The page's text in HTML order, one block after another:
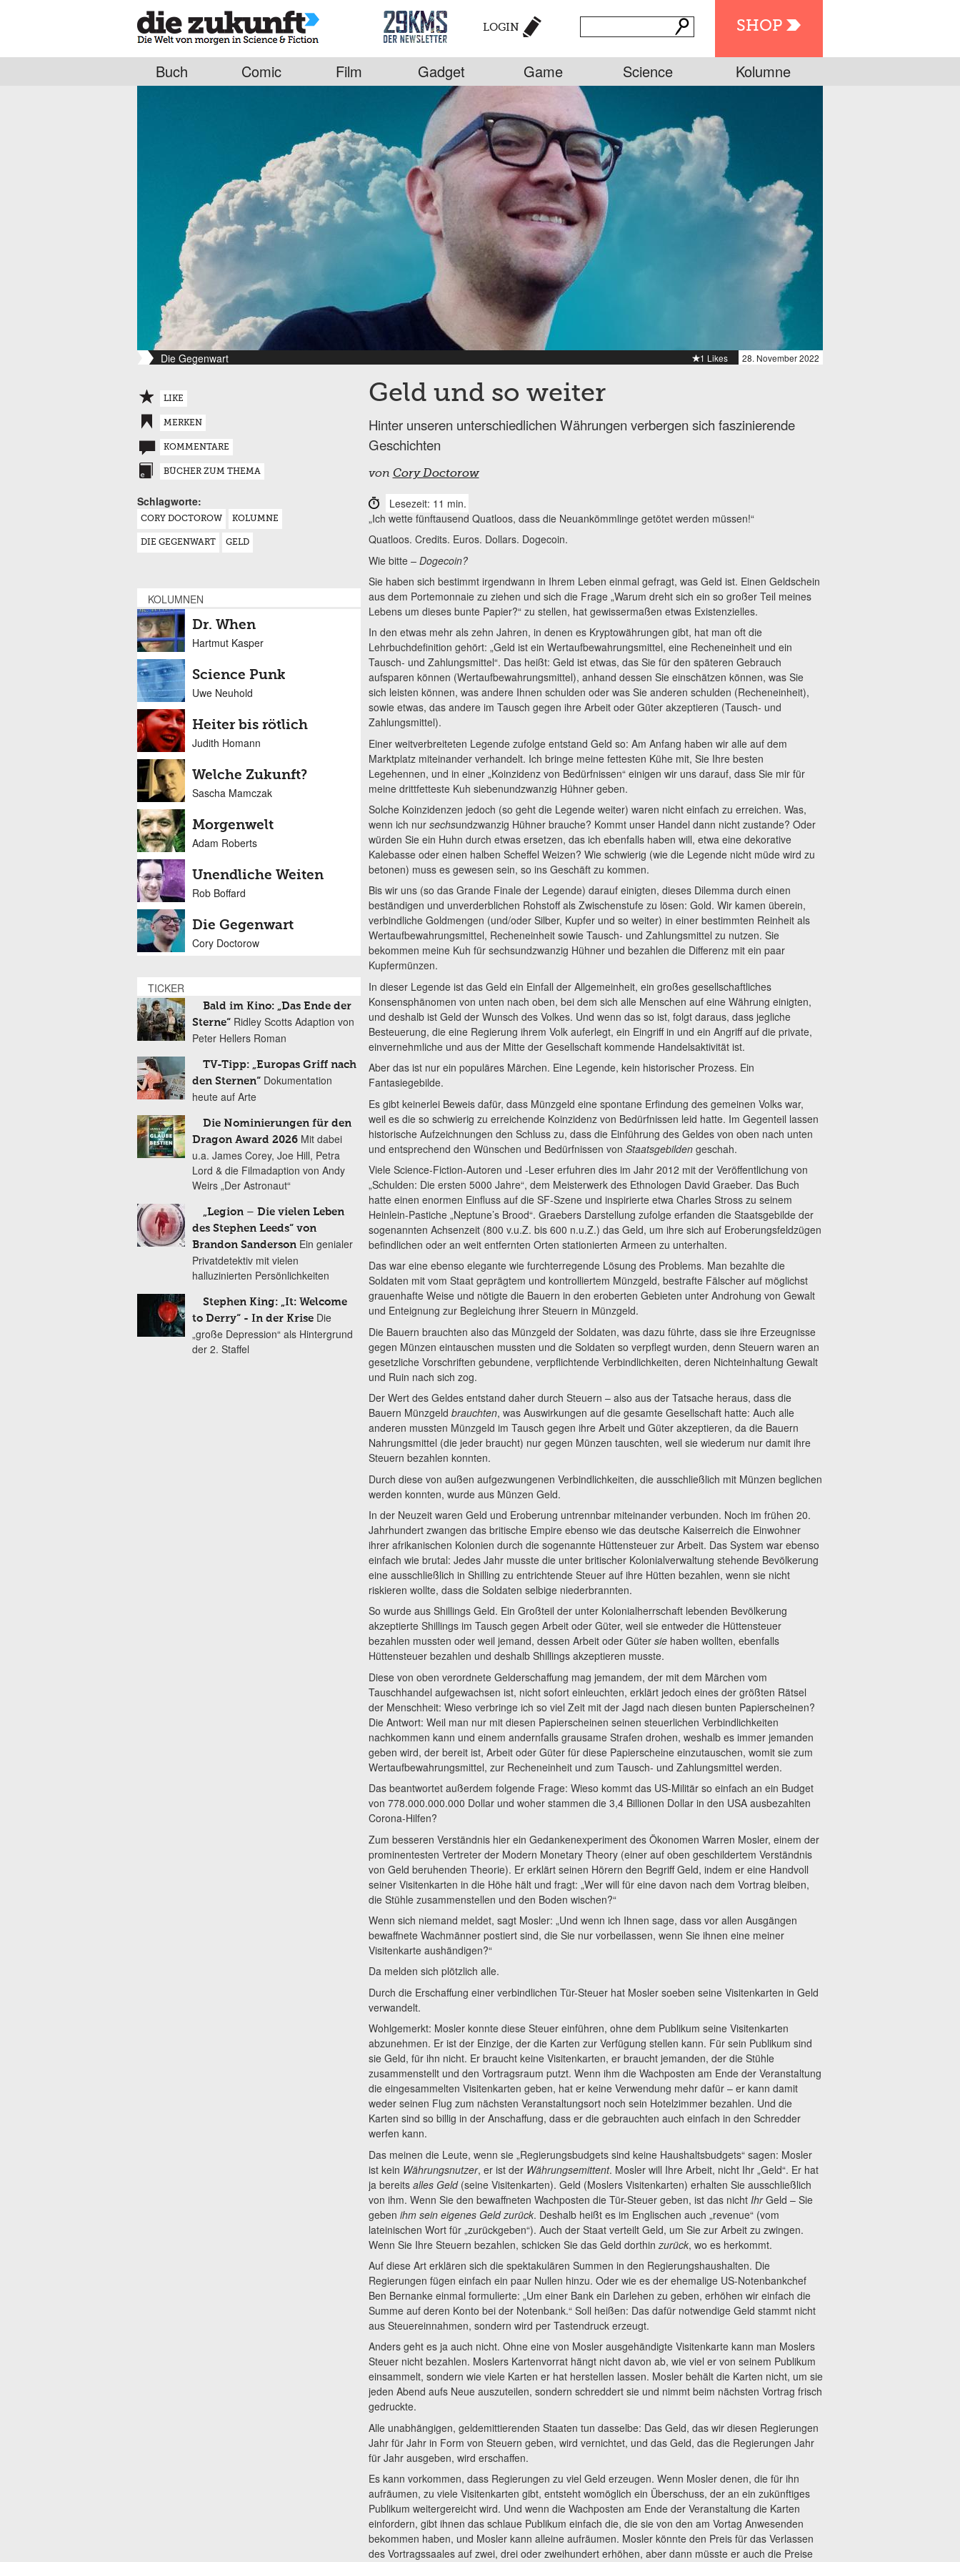
SHOP
LOGIN
Buch Comic Film Gadget Game Science Kolumne
Die Gegenwart 28. November 2022
1 Likes
Geld und so weiter
Hinter unseren unterschiedlichen Währungen verbergen sich faszinierende
Geschichten
von Cory Doctorow
Lesezeit: 11 min.
„Ich wette fünftausend Quatloos, dass die Neuankömmlinge getötet werden müssen!“
Quatloos. Credits. Euros. Dollars. Dogecoin.
Wie bitte – Dogecoin?
Sie haben sich bestimmt irgendwann in Ihrem Leben einmal gefragt, was Geld ist. Einen Geldschein
aus dem Portemonnaie zu ziehen und sich die Frage „Warum dreht sich ein so großer Teil meines
Lebens um dieses bunte Papier?“ zu stellen, hat gewissermaßen etwas Existenzielles.
In den etwas mehr als zehn Jahren, in denen es Kryptowährungen gibt, hat man oft die
Lehrbuchdefinition gehört: „Geld ist ein Wertaufbewahrungsmittel, eine Recheneinheit und ein
Tausch- und Zahlungsmittel“. Das heißt: Geld ist etwas, das Sie für den späteren Gebrauch
aufsparen können (Wertaufbewahrungsmittel), anhand dessen Sie einschätzen können, was Sie
sich leisten können, was andere Ihnen schulden oder was Sie anderen schulden (Recheneinheit),
sowie etwas, das andere im Tausch gegen ihre Arbeit oder Güter akzeptieren (Tausch- und
Zahlungsmittel).
Einer weitverbreiteten Legende zufolge entstand Geld so: Am Anfang haben wir alle auf dem
Marktplatz miteinander verhandelt. Ich bringe meine fettesten Kühe mit, Sie Ihre besten
Legehennen, und in einer „Koinzidenz von Bedürfnissen“ einigen wir uns darauf, dass Sie mir für
meine drittfetteste Kuh siebenundzwanzig Hühner geben.
Solche Koinzidenzen jedoch (so geht die Legende weiter) waren nicht einfach zu erreichen. Was,
wenn ich nur sechsundzwanzig Hühner brauche? Kommt unser Handel dann nicht zustande? Oder
würden Sie ein Huhn durch etwas ersetzen, das ich ebenfalls haben will, etwa eine dekorative
Kalebasse oder einen halben Scheffel Weizen? Wie schwierig (wie die Legende nicht müde wird zu
betonen) muss es gewesen sein, so ins Geschäft zu kommen.
Bis wir uns (so das Grande Finale der Legende) darauf einigten, dieses Dilemma durch einen
beständigen und unverderblichen Rohstoff als Zwischenstufe zu lösen: Gold. Wir kamen überein,
verbindliche Goldmengen (und/oder Silber, Kupfer und so weiter) in einer bestimmten Reinheit als
Wertaufbewahrungsmittel, Recheneinheit sowie Tausch- und Zahlungsmittel zu nutzen. Sie
bekommen meine Kuh für sechsundzwanzig Hühner und bezahlen die Differenz mit ein paar
Kupfermünzen.
In dieser Legende ist das Geld ein Einfall der Allgemeinheit, ein großes gesellschaftliches
Konsensphänomen von unten nach oben, bei dem sich alle Menschen auf eine Währung einigten,
und deshalb ist Geld der Wunsch des Volkes. Und wenn das so ist, folgt daraus, dass jegliche
Besteuerung, die eine Regierung ihrem Volk auferlegt, ein Eingriff in und ein Angriff auf die private,
einvernehmliche und aus der Mitte der Gesellschaft kommende Handelsaktivität ist.
Aber das ist nur ein populäres Märchen. Eine Legende, kein historischer Prozess. Ein
Fantasiegebilde.
Es gibt keinerlei Beweis dafür, dass Münzgeld eine spontane Erfindung des gemeinen Volks war,
weil es die so schwierig zu erreichende Koinzidenz von Bedürfnissen leid hatte. Im Gegenteil lassen
historische Aufzeichnungen den Schluss zu, dass die Einführung des Geldes von oben nach unten
und entsprechend den Wünschen und Bedürfnissen von Staatsgebildengeschah.
Viele Science-Fiction-Autoren und -Leser erfuhren dies im Jahr 2012 mit der Veröffentlichung von
„Schulden: Die ersten 5000 Jahre“, dem Meisterwerk des Ethnologen David Graeber. Das Buch
hatte einen enormen Einfluss auf die SF-Szene und inspirierte etwa Charles Stross zu seinem
Heinlein-Pastiche „Neptune’s Brood“. Graebers Darstellung zufolge erfanden die Staatsgebilde der
sogenannten Achsenzeit (800 v.u.Z. bis 600 n.u.Z.) das Geld, um ihre sich auf Eroberungsfeldzügen
befindlichen oder an weit entfernten Orten stationierten Armeen zu unterhalten.
Das war eine ebenso elegante wie furchterregende Lösung des Problems. Man bezahlte die
Soldaten mit vom Staat geprägtem und kontrolliertem Münzgeld, bestrafte Fälscher auf möglichst
grauenhafte Weise und nötigte die Bauern in den eroberten Gebieten unter Androhung von Gewalt
und Enteignung zur Begleichung ihrer Steuern in Münzgeld.
Die Bauern brauchten also das Münzgeld der Soldaten, was dazu führte, dass sie ihre Erzeugnisse
gegen Münzen eintauschen mussten und die Soldaten so verpflegt wurden, denn Steuern waren an
gesetzliche Vorschriften gebundene, verpflichtende Verbindlichkeiten, deren Nichteinhaltung Gewalt
und Ruin nach sich zog.
Der Wert des Geldes entstand daher durch Steuern – also aus der Tatsache heraus, dass die
Bauern Münzgeld brauchten, was Auswirkungen auf die gesamte Gesellschaft hatte: Auch alle
anderen mussten Münzgeld im Tausch gegen ihre Arbeit und Güter akzeptieren, da die Bauern
Nahrungsmittel (die jeder braucht) nur gegen Münzen tauschten, weil sie wiederum nur damit ihre
Steuern bezahlen konnten.
Durch diese von außen aufgezwungenen Verbindlichkeiten, die ausschließlich mit Münzen beglichen
werden konnten, wurde aus Münzen Geld.
In der Neuzeit waren Geld und Eroberung untrennbar miteinander verbunden. Noch im frühen 20.
Jahrhundert zwangen das britische Empire ebenso wie das deutsche Kaiserreich die Einwohner
ihrer afrikanischen Kolonien durch die sogenannte Hüttensteuer zur Arbeit. Das System war ebenso
einfach wie brutal: Jedes Jahr musste die unter britischer Kolonialverwaltung stehende Bevölkerung
eine ausschließlich in Shilling zu entrichtende Steuer auf ihre Hütten bezahlen, wenn sie nicht
riskieren wollte, dass die Soldaten selbige niederbrannten.
So wurde aus Shillings Geld. Ein Großteil der unter Kolonialherrschaft lebenden Bevölkerung
akzeptierte Shillings im Tausch gegen Arbeit oder Güter, weil sie entweder die Hüttensteuer
bezahlen mussten oder weil jemand, dessen Arbeit oder Güter siehaben wollten, ebenfalls
Hüttensteuer bezahlen und deshalb Shillings akzeptieren musste.
Diese von oben verordnete Gelderschaffung mag jemandem, der mit dem Märchen vom
Tauschhandel aufgewachsen ist, nicht sofort einleuchten, erklärt jedoch eines der größten Rätsel
der Menschheit: Wieso verbringe ich so viel Zeit mit der Jagd nach diesen bunten Papierscheinen?
Die Antwort: Weil man nur mit diesen Papierscheinen seinen steuerlichen Verbindlichkeiten
nachkommen kann und einem andernfalls grausame Strafen drohen, weshalb es immer jemanden
geben wird, der bereit ist, Arbeit oder Güter für diese Papierscheine einzutauschen, womit sie zum
Wertaufbewahrungsmittel, zur Recheneinheit und zum Tausch- und Zahlungsmittel werden.
Das beantwortet außerdem folgende Frage: Wieso kommt das US-Militär so einfach an ein Budget
von 778.000.000.000 Dollar und woher stammen die 3,4 Billionen Dollar in den USA ausbezahlten
Corona-Hilfen?
Zum besseren Verständnis hier ein Gedankenexperiment des Ökonomen Warren Mosler, einem der
prominentesten Vertreter der Modern Monetary Theory (einer auf oben geschildertem Verständnis
von Geld beruhenden Theorie). Er erklärt seinen Hörern den Begriff Geld, indem er eine Handvoll
seiner Visitenkarten in die Höhe hält und fragt: „Wer will für eine davon nach dem Vortrag bleiben,
die Stühle zusammenstellen und den Boden wischen?“
Wenn sich niemand meldet, sagt Mosler: „Und wenn ich Ihnen sage, dass vor allen Ausgängen
bewaffnete Wachmänner postiert sind, die Sie nur vorbeilassen, wenn Sie ihnen eine meiner
Visitenkarte aushändigen?“
Da melden sich plötzlich alle.
Durch die Erschaffung einer verbindlichen Tür-Steuer hat Mosler soeben seine Visitenkarten in Geld
verwandelt.
Wohlgemerkt: Mosler konnte diese Steuer einführen, ohne dem Publikum seine Visitenkarten
abzunehmen. Er ist der Einzige, der die Karten zur Verfügung stellen kann. Für sein Publikum sind
sie Geld, für ihn nicht. Er braucht keine Visitenkarten, er braucht jemanden, der die Stühle
zusammenstellt und den Vortragsraum putzt. Wenn ihm die Wachposten am Ende der Veranstaltung
die eingesammelten Visitenkarten geben, hat er keine Verwendung mehr dafür – er kann damit
weder seinen Flug zum nächsten Veranstaltungsort noch sein Hotelzimmer bezahlen. Und die
Karten sind so billig in der Anschaffung, dass er die gebrauchten auch einfach in den Schredder
werfen kann.
Das meinen die Leute, wenn sie „Regierungsbudgets sind keine Haushaltsbudgets“ sagen: Mosler
ist kein Währungsnutzer, er ist der Währungsemittent. Mosler will Ihre Arbeit, nicht Ihr „Geld“. Er hat
ja bereits alles Geld(seine Visitenkarten). Geld (Moslers Visitenkarten) erhalten Sie ausschließlich
von ihm. Wenn Sie den bewaffneten Wachposten die Tür-Steuer geben, ist das nicht IhrGeld – Sie
geben ihm sein eigenes Geld zurück. Deshalb heißt es im Englischen auch „revenue“ (vom
lateinischen Wort für „zurückgeben“). Auch der Staat verteilt Geld, um Sie zur Arbeit zu zwingen.
Wenn Sie Ihre Steuern bezahlen, schicken Sie das Geld dorthin zurück, wo es herkommt.
Auf diese Art erklären sich die spektakulären Summen in den Regierungshaushalten. Die
Regierungen fügen einfach ein paar Nullen hinzu. Oder wie es der ehemalige US-Notenbankchef
Ben Bernanke einmal formulierte: „Um einer Bank ein Darlehen zu geben, erhöhen wir einfach die
Summe auf deren Konto bei der Notenbank.“ Soll heißen: Das dafür notwendige Geld stammt nicht
aus Steuereinnahmen, sondern wird per Tastendruck erzeugt.
Anders geht es ja auch nicht. Ohne eine von Mosler ausgehändigte Visitenkarte kann man Moslers
Steuer nicht bezahlen. Moslers Kartenvorrat hängt nicht davon ab, wie viel er von seinem Publikum
einsammelt, sondern wie viele Karten er hat herstellen lassen. Mosler behält die Karten nicht, um sie
jeden Abend aufs Neue auszuteilen, sondern schreddert sie und nimmt beim nächsten Vortrag frisch
gedruckte.
Alle unabhängigen, geldemittierenden Staaten tun dasselbe: Das Geld, das wir diesen Regierungen
Jahr für Jahr in Form von Steuern geben, wird vernichtet, und das Geld, das die Regierungen Jahr
für Jahr ausgeben, wird erschaffen.
Es kann vorkommen, dass Regierungen zu viel Geld erzeugen. Wenn Mosler denen, die für ihn
aufräumen, zu viele Visitenkarten gibt, entsteht womöglich ein Überschuss, der an ein zukünftiges
Publikum weitergereicht wird. Und wenn die Wachposten am Ende der Veranstaltung die Karten
einfordern, gibt ihnen das schlaue Publikum einfach die, die sie von den am Vortag Anwesenden
bekommen haben, und Mosler kann alleine aufräumen. Mosler könnte den Preis für das Verlassen
des Vortragssaales auf zwei, drei oder zweihundert erhöhen, aber dann müsste er auch die Preise
LIKE
MERKEN
KOMMENTARE
BÜCHER ZUM THEMA
Schlagworte:
CORY DOCTOROW KOLUMNE
DIE GEGENWART GELD
KOLUMNEN
Dr. When
Hartmut Kasper
Science Punk
Uwe Neuhold
Heiter bis rötlich
Judith Homann
Welche Zukunft?
Sascha Mamczak
Morgenwelt
Adam Roberts
Unendliche Weiten
Rob Boffard
Die Gegenwart
Cory Doctorow
TICKER
Bald im Kino: „Das Ende der
Sterne“ Ridley Scotts Adaption von
Peter Hellers Roman
TV-Tipp: „Europas Griff nach
den Sternen“ Dokumentation
heute auf Arte
Die Nominierungen für den
Dragon Award 2026 Mit dabei
u.a. James Corey, Joe Hill, Petra
Lord & die Filmadaption von Andy
Weirs „Der Astronaut“
„Legion – Die vielen Leben
des Stephen Leeds“ von
Brandon Sanderson Ein genialer
Privatdetektiv mit vielen
halluzinierten Persönlichkeiten
Stephen King: „It: Welcome
to Derry“ - In der Krise Die
„große Depression“ als Hintergrund
der 2. Staffel